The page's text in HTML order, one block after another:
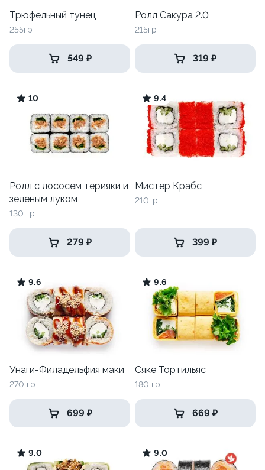
Трюфельный тунец
255гр
549 ₽
Ролл Сакура 2.0
215гр
319 ₽
10
Ролл с лососем терияки и
зеленым луком
130 гр
279 ₽
9.4
Мистер Крабс
210гр
399 ₽
9.6
Унаги-Филадельфия маки
270 гр
699 ₽
9.6
Сяке Тортильяс
180 гр
669 ₽
9.0 9.0